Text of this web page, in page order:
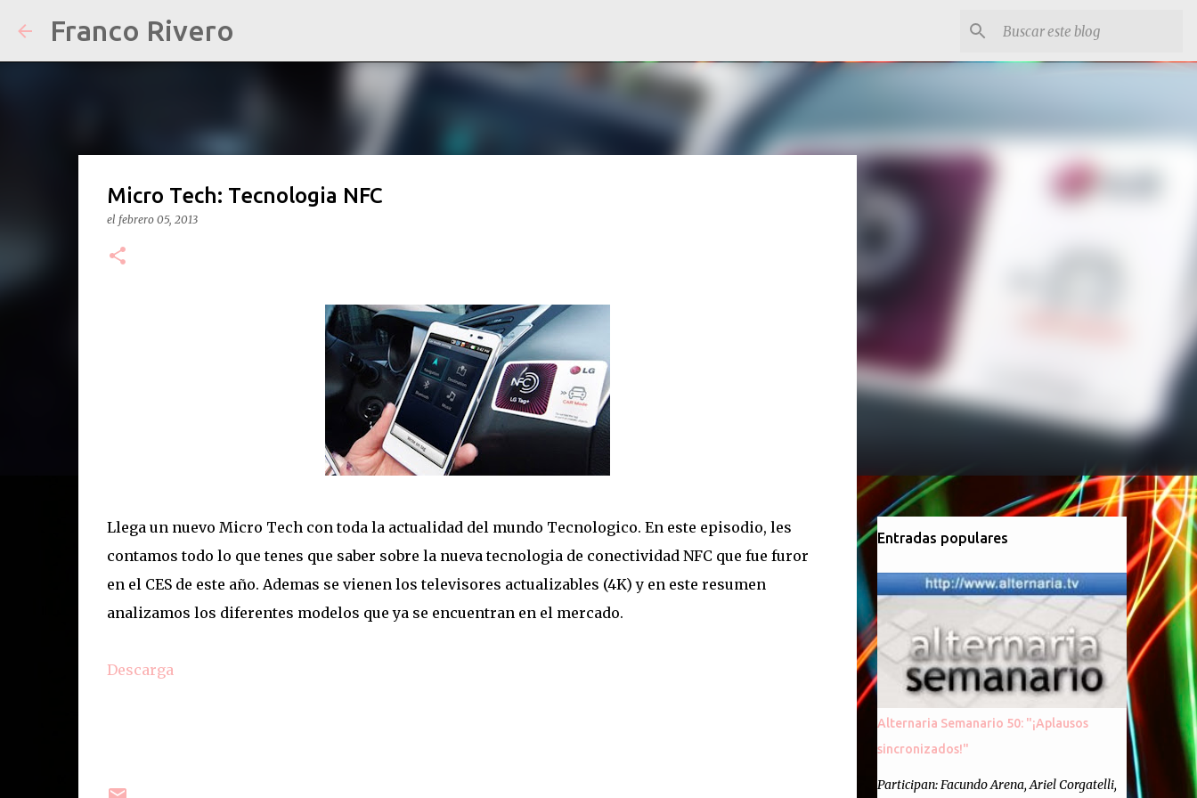
Franco Rivero
Micro Tech: Tecnologia NFC
el febrero 05, 2013
Llega un nuevo Micro Tech con toda la actualidad del mundo Tecnologico. En este episodio, les
contamos todo lo que tenes que saber sobre la nueva tecnologia de conectividad NFC que fue furor
en el CES de este año. Ademas se vienen los televisores actualizables (4K) y en este resumen
analizamos los diferentes modelos que ya se encuentran en el mercado.
Descarga
Entradas populares
Alternaria Semanario 50: "¡Aplausos
sincronizados!"
Participan: Facundo Arena, Ariel Corgatelli,